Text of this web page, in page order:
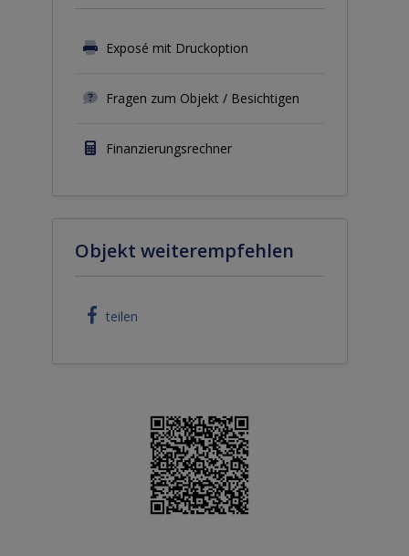
Exposé mit Druckoption
Fragen zum Objekt / Besichtigen
Finanzierungsrechner
Objekt weiterempfehlen
teilen